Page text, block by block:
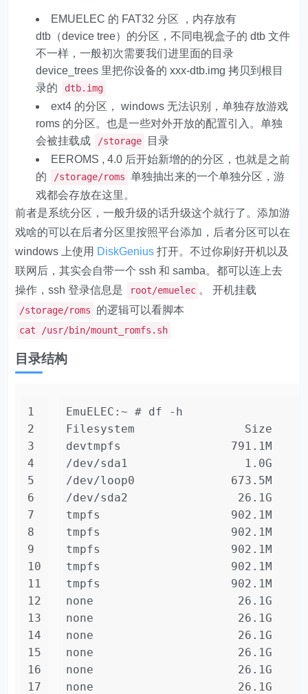
EMUELEC 的 FAT32 分区 ，内存放有
dtb（device tree）的分区，不同电视盒子的 dtb 文件
不一样，一般初次需要我们进里面的目录
device_trees 里把你设备的 xxx-dtb.img 拷贝到根目
录的
dtb.img
ext4 的分区， windows 无法识别，单独存放游戏
roms 的分区。也是一些对外开放的配置引入。单独
会被挂载成
/storage
目录
EEROMS , 4.0 后开始新增的的分区，也就是之前
的
/storage/roms 单独抽出来的一个单独分区，游
戏都会存放在这里。
前者是系统分区，一般升级的话升级这个就行了。添加游
戏啥的可以在后者分区里按照平台添加，后者分区可以在
windows 上使用 DiskGenius 打开。不过你刷好开机以及
联网后，其实会自带一个 ssh 和 samba。都可以连上去
操作，ssh 登录信息是
root/emuelec 。 开机挂载
/storage/roms 的逻辑可以看脚本
cat /usr/bin/mount_romfs.sh
目录结构
1
2
3
4
5
6
7
8
9
10
11
12
13
14
15
16
17
EmuELEC:~ # df -h
Filesystem                Size
devtmpfs                791.1M
/dev/sda1                 1.0G
/dev/loop0              673.5M
/dev/sda2                26.1G
tmpfs                   902.1M
tmpfs                   902.1M
tmpfs                   902.1M
tmpfs                   902.1M
tmpfs                   902.1M
none                     26.1G
none                     26.1G
none                     26.1G
none                     26.1G
none                     26.1G
none                     26.1G